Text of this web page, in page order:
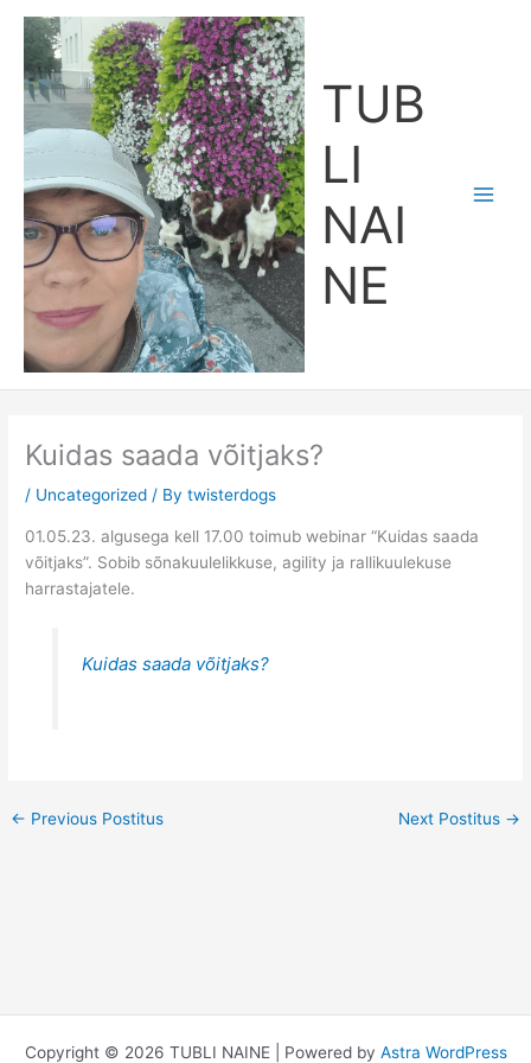
content
TUB
LI
NAI
NE
Kuidas saada võitjaks?
/ Uncategorized / Bytwisterdogs
01.05.23. algusega kell 17.00 toimub webinar “Kuidas saada
võitjaks”. Sobib sõnakuulelikkuse, agility ja rallikuulekuse
harrastajatele.
Kuidas saada võitjaks?
← Previous Postitus Next Postitus →
Copyright © 2026 TUBLI NAINE | Powered by Astra WordPress